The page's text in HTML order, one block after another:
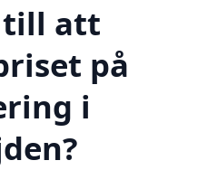
till att
på
i